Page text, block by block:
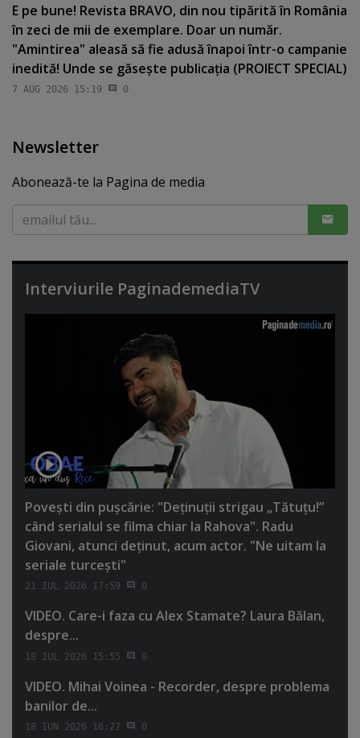
E pe bune! Revista BRAVO, din nou tipărită în România
în zeci de mii de exemplare. Doar un număr.
"Amintirea" aleasă să fie adusă înapoi într-o campanie
inedită! Unde se găseşte publicaţia (PROIECT SPECIAL)
7 AUG 2026 15:19 0
Newsletter
Abonează-te la Pagina de media
Interviurile PaginademediaTV
Poveşti din puşcărie: "Deţinuţii strigau „Tătuţu!”
când serialul se filma chiar la Rahova". Radu
Giovani, atunci deţinut, acum actor. "Ne uitam la
seriale turceşti"
21 IUL 2026 17:59 0
VIDEO. Care-i faza cu Alex Stamate? Laura Bălan,
despre...
18 IUL 2026 15:55 0
VIDEO. Mihai Voinea - Recorder, despre problema
banilor de...
18 IUN 2026 16:27 0